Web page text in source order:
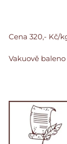
Cena 320,- Kč/
Vakuově